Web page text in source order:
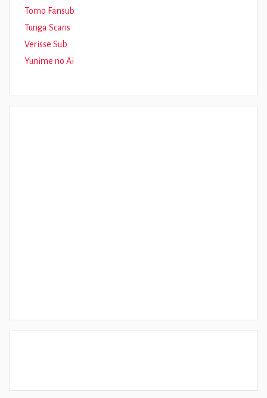
Tomo Fansub
Tunga Scans
Verisse Sub
Yunime no Ai